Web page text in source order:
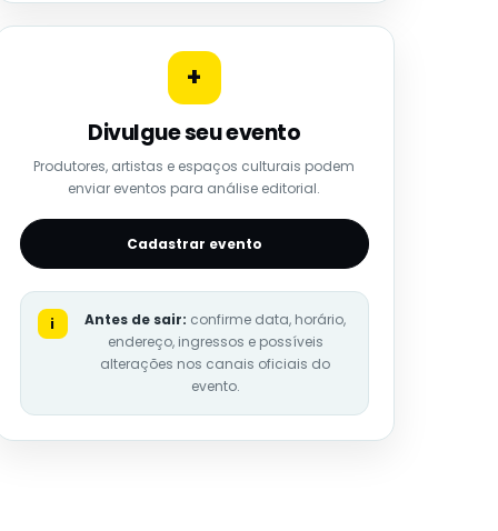
+
Divulgue seu evento
Produtores, artistas e espaços culturais podem
enviar eventos para análise editorial.
Cadastrar evento
i Antes de sair: confirme data, horário,
endereço, ingressos e possíveis
alterações nos canais oficiais do
evento.